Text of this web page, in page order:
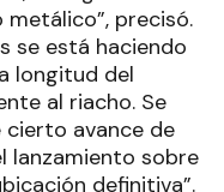
precisó.
se está haciendo
longitud del
al riacho. Se
cierto avance de
lanzamiento sobre
definitiva”.